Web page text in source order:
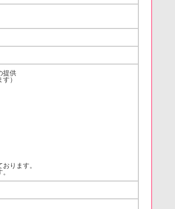
提供
）
ります。